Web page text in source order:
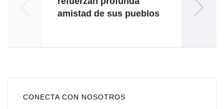
amistad de sus pueblos
lleva
CONECTA CON NOSOTROS